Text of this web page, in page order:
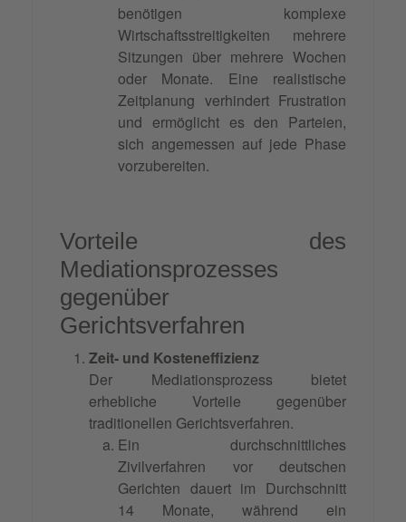
benötigen komplexe
Wirtschaftsstreitigkeiten mehrere
Sitzungen über mehrere Wochen
oder Monate. Eine realistische
Zeitplanung verhindert Frustration
und ermöglicht es den Parteien,
sich angemessen auf jede Phase
vorzubereiten.
Vorteile des
Mediationsprozesses
gegenüber
Gerichtsverfahren
Zeit- und Kosteneffizienz
Der Mediationsprozess bietet
erhebliche Vorteile gegenüber
traditionellen Gerichtsverfahren.
Ein durchschnittliches
Zivilverfahren vor deutschen
Gerichten dauert im Durchschnitt
14 Monate, während ein